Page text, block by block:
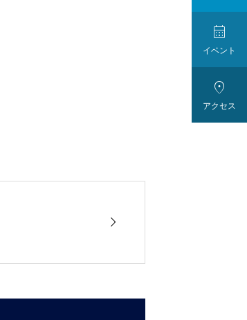


イベント

アクセス